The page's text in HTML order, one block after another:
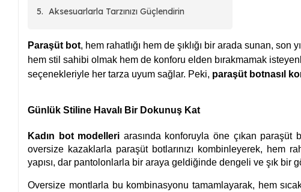
Aksesuarlarla Tarzınızı Güçlendirin
Paraşüt bot, hem rahatlığı hem de şıklığı bir arada sunan,
hem stil sahibi olmak hem de konforu elden bırakmamak
seçenekleriyle her tarza uyum sağlar. Peki, paraşüt botnasıl
Günlük Stiline Havalı Bir Dokunuş Kat
Kadın bot modelleri arasında konforuyla öne çıkan
oversize kazaklarla paraşüt botlarınızı kombinleyerek, hem
yapısı, dar pantolonlarla bir araya geldiğinde dengeli ve şık bir
Oversize montlarla bu kombinasyonu tamamlayarak, hem